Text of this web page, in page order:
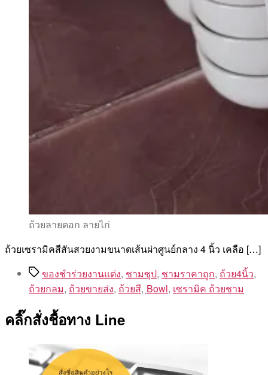
ถ้วยลายดอก ลายไก่
ถ้วยเซรามิคสีสันสวยงามขนาดเส้นผ่าศูนย์กลาง 4 นิ้ว เคลือ […]
Tagsของชำร่วยงานแต่ง, ชามซุป, ชามราคาถูก, ถ้วย4นิ้ว,
ถ้วยกลม, ถ้วยขายส่ง, ถ้วยสี, ฺBowl, เซรามิค ถ้วยชาม
คลิ๊กสั่งชื้อทาง Line